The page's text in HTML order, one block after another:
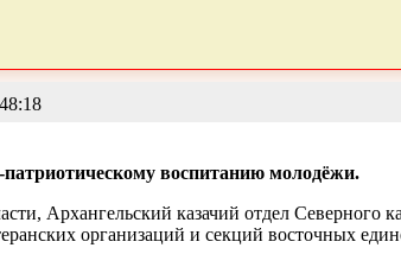
воспитанию молодёжи.
Архангельский казачий отдел Северного
организаций и секций восточных